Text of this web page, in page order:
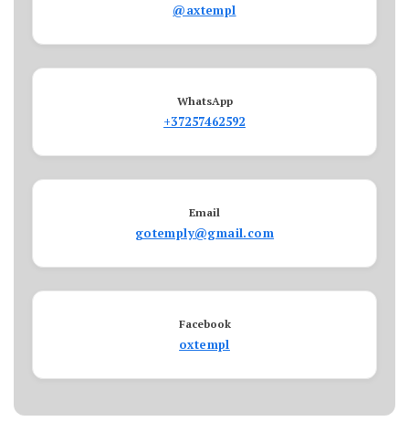
@axtempl
WhatsApp
+37257462592
Email
gotemply@gmail.com
Facebook
oxtempl